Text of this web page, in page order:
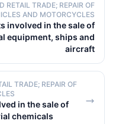
RETAIL TRADE; REPAIR OF
AND MOTORCYCLES
involved in the sale of
equipment, ships and
aircraft
TRADE; REPAIR OF
in the sale of
chemicals